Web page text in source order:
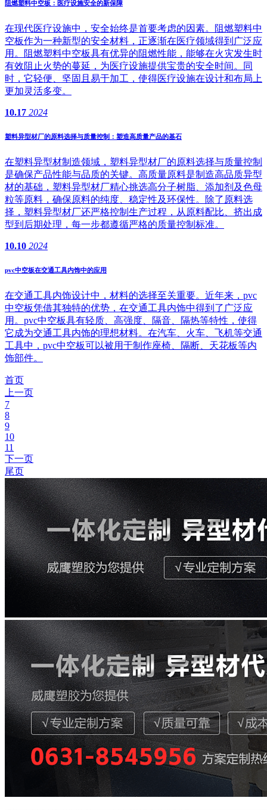
阻燃塑料中空板：医疗设施安全的新保障
在现代医疗设施中，安全始终是首要考虑的因素。阻燃塑料中
空板作为一种新型的安全材料，正逐渐在医疗领域得到广泛应
用。阻燃塑料中空板具有优异的阻燃性能，能够在火灾发生时
有效阻止火势的蔓延，为医疗设施提供宝贵的安全时间。同
时，它轻便、坚固且易于加工，使得医疗设施在设计和布局上
更加灵活多变。
10.17 2024
塑料异型材厂的原料选择与质量控制：塑造高质量产品的基石
在塑料异型材制造领域，塑料异型材厂的原料选择与质量控制
是确保产品性能与品质的关键。高质量原料是制造高品质异型
材的基础，塑料异型材厂精心挑选高分子树脂、添加剂及色母
粒等原料，确保原料的纯度、稳定性及环保性。除了原料选
择，塑料异型材厂还严格控制生产过程，从原料配比、挤出成
型到后期处理，每一步都遵循严格的质量控制标准。
10.10 2024
pvc中空板在交通工具内饰中的应用
在交通工具内饰设计中，材料的选择至关重要。近年来，pvc
中空板凭借其独特的优势，在交通工具内饰中得到了广泛应
用。pvc中空板具有轻质、高强度、隔音、隔热等特性，使得
它成为交通工具内饰的理想材料。在汽车、火车、飞机等交通
工具中，pvc中空板可以被用于制作座椅、隔断、天花板等内
饰部件。
首页
上一页
7
8
9
10
11
下一页
尾页